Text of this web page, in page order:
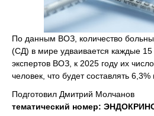
По данным ВОЗ, количество
(СД) в мире удваивается каждые 15
экспертов ВОЗ, к 2025 году их
человек, что будет составлять
Подготовил Дмитрий Молчанов
тематический номер: